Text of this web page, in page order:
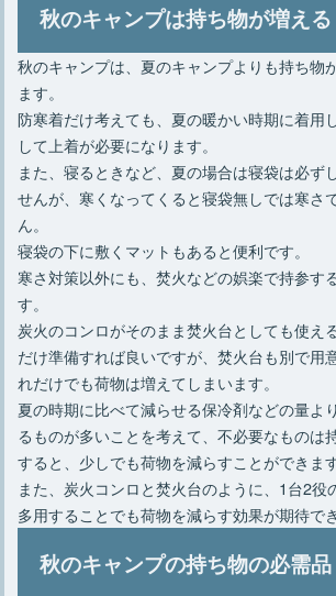
秋のキャンプは持ち物が増える
秋のキャンプは、夏のキャンプよりも持ち物
ます。
防寒着だけ考えても、夏の暖かい時期に着用
して上着が必要になります。
また、寝るときなど、夏の場合は寝袋は必ず
せんが、寒くなってくると寝袋無しでは寒さ
ん。
寝袋の下に敷くマットもあると便利です。
寒さ対策以外にも、焚火などの娯楽で持参す
す。
炭火のコンロがそのまま焚火台としても使え
だけ準備すれば良いですが、焚火台も別で用
れだけでも荷物は増えてしまいます。
夏の時期に比べて減らせる保冷剤などの量よ
るものが多いことを考えて、不必要なものは
すると、少しでも荷物を減らすことができます
また、炭火コンロと焚火台のように、1台2役
多用することでも荷物を減らす効果が期待でき
秋のキャンプの持ち物の必需品